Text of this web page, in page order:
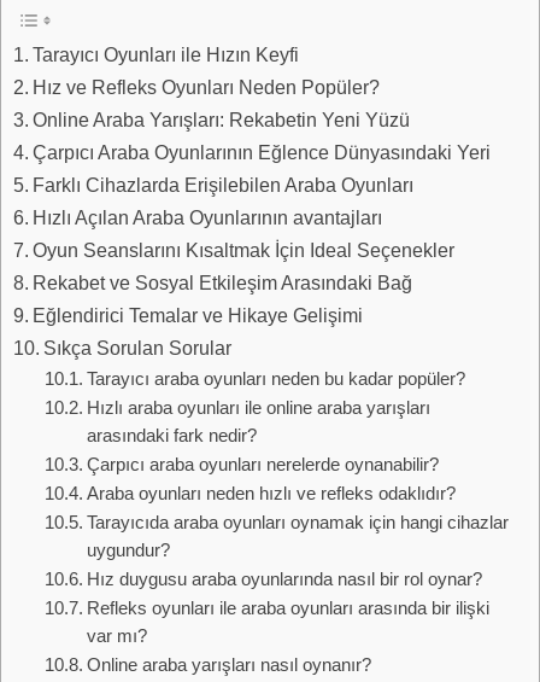
Tarayıcı Oyunları ile Hızın Keyfi
Hız ve Refleks Oyunları Neden Popüler?
Online Araba Yarışları: Rekabetin Yeni Yüzü
Çarpıcı Araba Oyunlarının Eğlence Dünyasındaki Yeri
Farklı Cihazlarda Erişilebilen Araba Oyunları
Hızlı Açılan Araba Oyunlarının avantajları
Oyun Seanslarını Kısaltmak İçin Ideal Seçenekler
Rekabet ve Sosyal Etkileşim Arasındaki Bağ
Eğlendirici Temalar ve Hikaye Gelişimi
Sıkça Sorulan Sorular
Tarayıcı araba oyunları neden bu kadar popüler?
Hızlı araba oyunları ile online araba yarışları
arasındaki fark nedir?
Çarpıcı araba oyunları nerelerde oynanabilir?
Araba oyunları neden hızlı ve refleks odaklıdır?
Tarayıcıda araba oyunları oynamak için hangi cihazlar
uygundur?
Hız duygusu araba oyunlarında nasıl bir rol oynar?
Refleks oyunları ile araba oyunları arasında bir ilişki
var mı?
Online araba yarışları nasıl oynanır?